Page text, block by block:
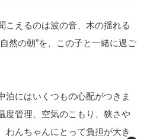
こえるのは波の音、木の揺れる
然の朝”を、この子と一緒に過ご
泊にはいくつもの心配がつきま
度管理、空気のこもり、狭さや
わんちゃんにとって負担が大き